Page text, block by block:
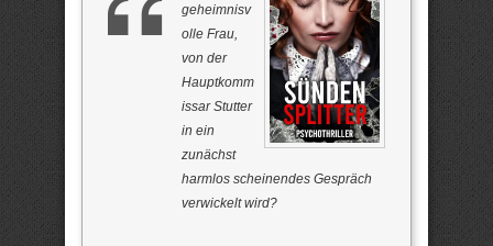
geheimnisv
olle Frau,
von der
Hauptkomm
issar Stutter
in ein
zunächst
harmlos scheinendes Gespräch
verwickelt wird?